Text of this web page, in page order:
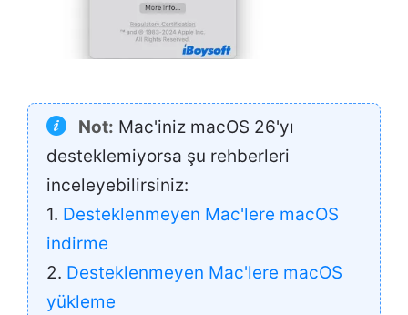
Not: Mac'iniz macOS 26'yı
desteklemiyorsa şu rehberleri
inceleyebilirsiniz:
1. Desteklenmeyen Mac'lere macOS
indirme
2. Desteklenmeyen Mac'lere macOS
yükleme